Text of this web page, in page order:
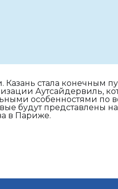
стала конечным
Аутсайдервиль,
особенностями по
будут представлены
в Париже.